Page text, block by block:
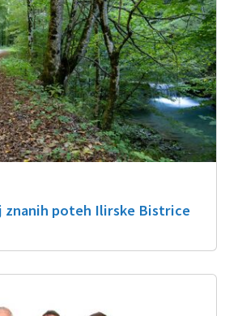
znanih poteh Ilirske Bistrice